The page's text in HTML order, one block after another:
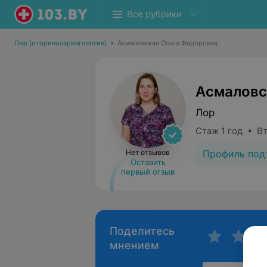
Все рубрики
Лор (оториноларингология) • Асмаловская Ольга Федоровна
Нет отзывов
Оставить
первый отзыв
Лор
Стаж 1 год •
Профиль
Поделитесь
мнением